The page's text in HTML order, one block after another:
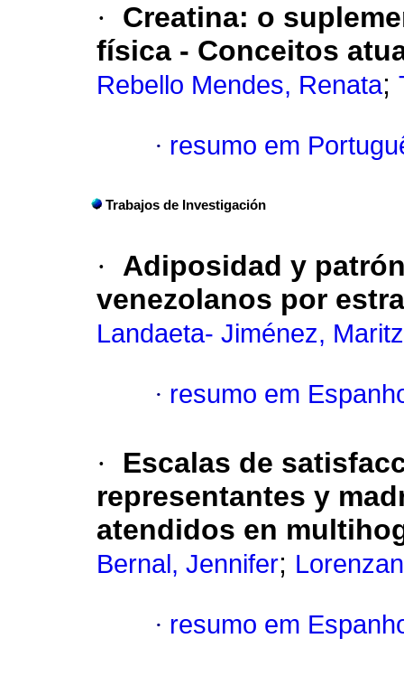
· Creatina: o
física - Conceitos
Rebello Mendes, Renata;
· resumo em
Trabajos de Investigación
·
Adiposidad y
venezolanos por
Landaeta- Jiménez,
· resumo em
·
Escalas de
representantes y
atendidos en
Bernal, Jennifer;
· resumo em